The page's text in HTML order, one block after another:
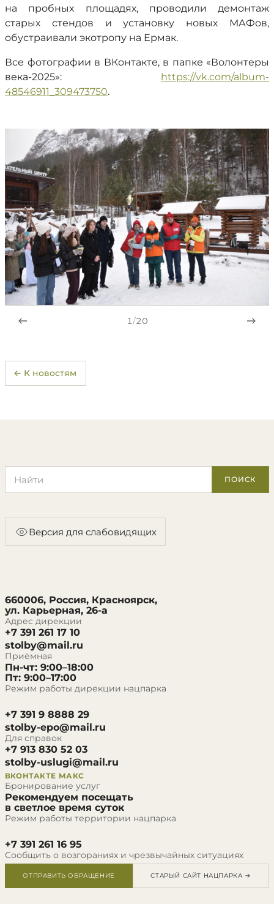
на пробных площадях, проводили демонтаж
старых стендов и установку новых МАФов,
обустраивали экотропу на Ермак.
Все фотографии в ВКонтакте, в папке «Волонтеры
века-2025»: https://vk.com/album-
48546911_309473750.
1/20
← К новостям
ПОИСК
Версия для слабовидящих
660006, Россия, Красноярск,
ул. Карьерная, 26-а
Адрес дирекции
+7 391 261 17 10
stolby@mail.ru
Приёмная
Пн-чт: 9:00–18:00
Пт: 9:00–17:00
Режим работы дирекции нацпарка
+7 391 9 8888 29
stolby-epo@mail.ru
Для справок
+7 913 830 52 03
stolby-uslugi@mail.ru
ВКОНТАКТЕ МАКС
Бронирование услуг
Рекомендуем посещать
в светлое время суток
Режим работы территории нацпарка
+7 391 261 16 95
Сообщить о возгораниях и чрезвычайных ситуациях
ОТПРАВИТЬ ОБРАЩЕНИЕ СТАРЫЙ САЙТ НАЦПАРКА →